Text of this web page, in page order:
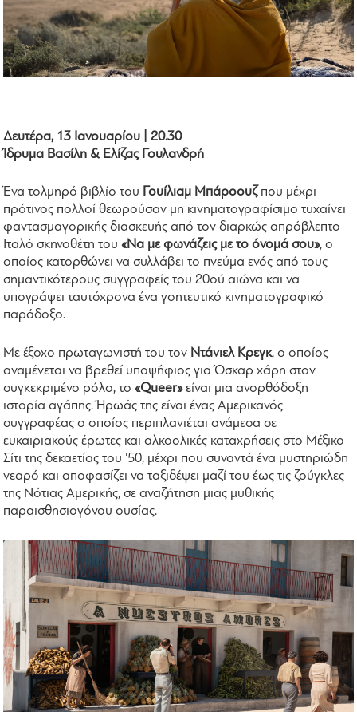
Δευτέρα, 13 Ιανουαρίου | 20.30
Ίδρυμα Βασίλη & Ελίζας Γουλανδρή
Ένα τολμηρό βιβλίο του Γουίλιαμ Μπάροουζ που μέχρι
πρότινος πολλοί θεωρούσαν μη κινηματογραφίσιμο τυχαίνει
φαντασμαγορικής διασκευής από τον διαρκώς απρόβλεπτο
Ιταλό σκηνοθέτη του«Να με φωνάζεις με το όνομά σου», ο
οποίος κατορθώνει να συλλάβει το πνεύμα ενός από τους
σημαντικότερους συγγραφείς του 20ού αιώνα και να
υπογράψει ταυτόχρονα ένα γοητευτικό κινηματογραφικό
παράδοξο.
Με έξοχο πρωταγωνιστή του τον Ντάνιελ Κρεγκ, ο οποίος
αναμένεται να βρεθεί υποψήφιος για Όσκαρ χάρη στον
συγκεκριμένο ρόλο, το«Queer»είναι μια ανορθόδοξη
ιστορία αγάπης. Ήρωάς της είναι ένας Αμερικανός
συγγραφέας ο οποίος περιπλανιέται ανάμεσα σε
ευκαιριακούς έρωτες και αλκοολικές καταχρήσεις στο Μέξικο
Σίτι της δεκαετίας του '50, μέχρι που συναντά ένα μυστηριώδη
νεαρό και αποφασίζει να ταξιδέψει μαζί του έως τις ζούγκλες
της Νότιας Αμερικής, σε αναζήτηση μιας μυθικής
παραισθησιογόνου ουσίας.